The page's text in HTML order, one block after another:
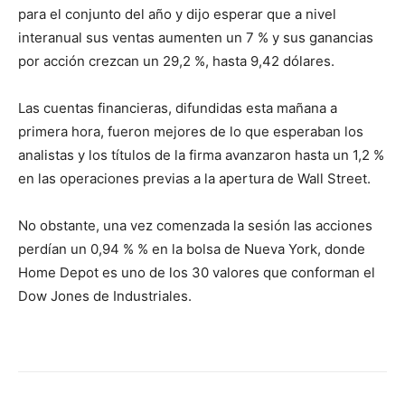
para el conjunto del año y dijo esperar que a nivel
interanual sus ventas aumenten un 7 % y sus ganancias
por acción crezcan un 29,2 %, hasta 9,42 dólares.
Las cuentas financieras, difundidas esta mañana a
primera hora, fueron mejores de lo que esperaban los
analistas y los títulos de la firma avanzaron hasta un 1,2 %
en las operaciones previas a la apertura de Wall Street.
No obstante, una vez comenzada la sesión las acciones
perdían un 0,94 % % en la bolsa de Nueva York, donde
Home Depot es uno de los 30 valores que conforman el
Dow Jones de Industriales.